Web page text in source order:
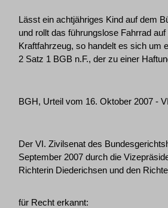
Lässt ein achtjähriges Kind auf dem
und rollt das führungslose Fahrrad
Kraftfahrzeug, so handelt es sich um
2 Satz 1 BGB n.F., der zu einer
BGH, Urteil vom 16. Oktober 2007 -
Der VI. Zivilsenat des
September 2007 durch die
Richterin Diederichsen und den
für Recht erkannt: